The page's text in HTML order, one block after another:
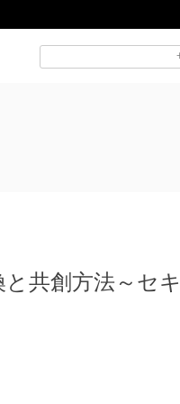
共創方法～セキ